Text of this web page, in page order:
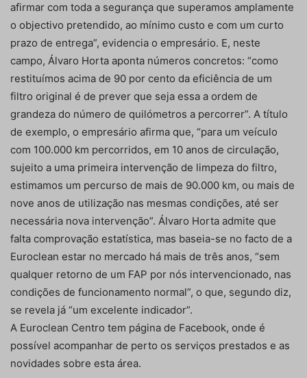
afirmar com toda a segurança que superamos amplamente
o objectivo pretendido, ao mínimo custo e com um curto
prazo de entrega”, evidencia o empresário. E, neste
campo, Álvaro Horta aponta números concretos: “como
restituímos acima de 90 por cento da eficiência de um
filtro original é de prever que seja essa a ordem de
grandeza do número de quilómetros a percorrer”. A título
de exemplo, o empresário afirma que, “para um veículo
com 100.000 km percorridos, em 10 anos de circulação,
sujeito a uma primeira intervenção de limpeza do filtro,
estimamos um percurso de mais de 90.000 km, ou mais de
nove anos de utilização nas mesmas condições, até ser
necessária nova intervenção”. Álvaro Horta admite que
falta comprovação estatística, mas baseia-se no facto de a
Euroclean estar no mercado há mais de três anos, “sem
qualquer retorno de um FAP por nós intervencionado, nas
condições de funcionamento normal”, o que, segundo diz,
se revela já “um excelente indicador”.
A Euroclean Centro tem página de Facebook, onde é
possível acompanhar de perto os serviços prestados e as
novidades sobre esta área.